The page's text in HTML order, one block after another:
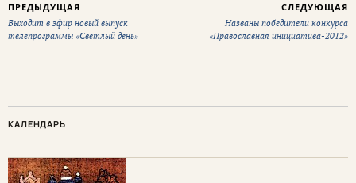
ПРЕДЫДУЩАЯ
Выходит в эфир новый выпуск
телепрограммы «Светлый день»
СЛЕДУЮЩАЯ
Названы победители конкурса
«Православная инициатива-2012»
КАЛЕНДАРЬ